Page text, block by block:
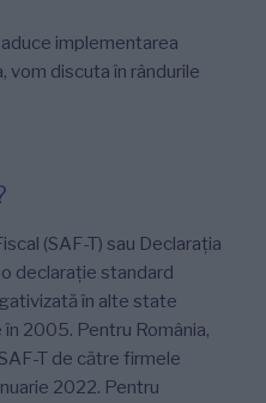
implementarea
vom discuta în rândurile
(SAF-T) sau Declarația
declarație standard
în alte state
2005. Pentru România,
T de către firmele
2022. Pentru